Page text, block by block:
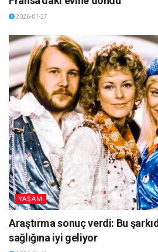
2026-01-27
YAŞAM
Araştırma sonuç verdi: Bu
sağlığına iyi geliyor